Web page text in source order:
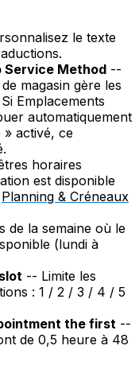
le texte
Service Method --
magasin gère les
Emplacements
automatiquement
activé, ce
horaires
est disponible
Planning & Créneaux
de la semaine où le
(lundi à
-- Limite les
: 1 / 2 / 3 / 4 / 5
the first --
de 0,5 heure à 48